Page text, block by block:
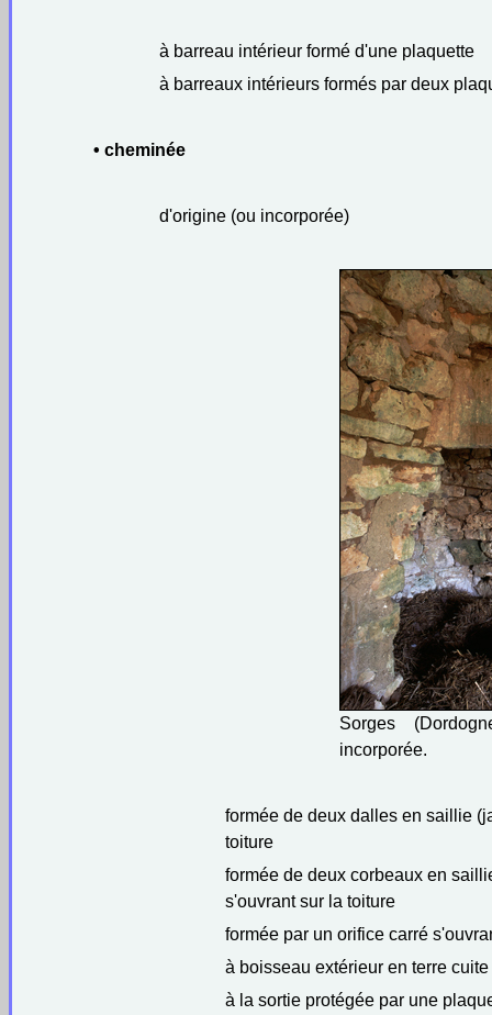
à barreau intérieur formé d'une plaquette
à barreaux intérieurs formés par deux
• cheminée
d'origine (ou incorporée)
Sorges
incorporée.
formée de deux dalles en saillie
toiture
formée de deux corbeaux en
s'ouvrant sur la toiture
formée par un orifice carré
à boisseau extérieur en terre cuite
à la sortie protégée par une